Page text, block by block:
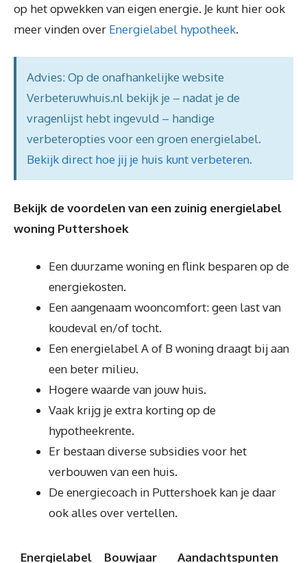
op het opwekken van eigen energie. Je kunt hier ook
meer vinden over Energielabel hypotheek.
Advies: Op de onafhankelijke website
Verbeteruwhuis.nl bekijk je – nadat je de
vragenlijst hebt ingevuld – handige
verbeteropties voor een groen energielabel.
Bekijk direct hoe jij je huis kunt verbeteren.
Bekijk de voordelen van een zuinig energielabel
woning Puttershoek
Een duurzame woning en flink besparen op de
energiekosten.
Een aangenaam wooncomfort: geen last van
koudeval en/of tocht.
Een energielabel A of B woning draagt bij aan
een beter milieu.
Hogere waarde van jouw huis.
Vaak krijg je extra korting op de
hypotheekrente.
Er bestaan diverse subsidies voor het
verbouwen van een huis.
De energiecoach in Puttershoek kan je daar
ook alles over vertellen.
Energielabel Bouwjaar Aandachtspunten